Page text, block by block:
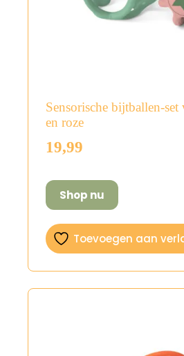
Sensorische bijtballen-set
en roze
19,99
Shop nu
Toevoegen aan